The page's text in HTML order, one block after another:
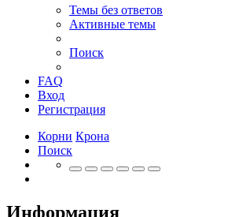
Темы без ответов
Активные темы
Поиск
FAQ
Вход
Регистрация
Корни Крона
Поиск
Информация